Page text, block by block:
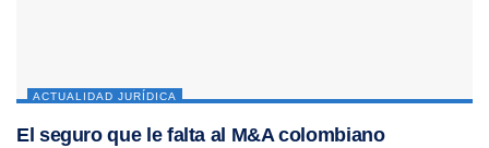
ACTUALIDAD JURÍDICA
El seguro que le falta al M&A colombiano